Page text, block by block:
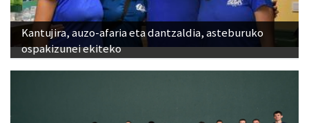
Kantujira, auzo-afaria eta dantzaldia, asteburuko
ospakizunei ekiteko